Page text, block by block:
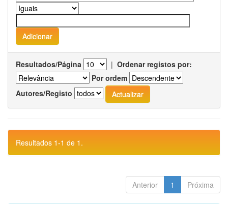
Resultados/Página | Ordenar registos por:
Por ordem
Autores/Registo
Resultados 1-1 de 1.
Anterior 1 Próxima